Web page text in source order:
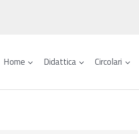
Home Didattica Circolari